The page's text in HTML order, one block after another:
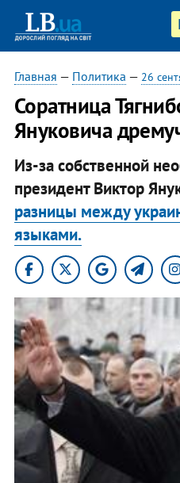
Главная — Политика — 26
Соратница
Януковича
Из-за собственной
президент Виктор
разницы между
языками.